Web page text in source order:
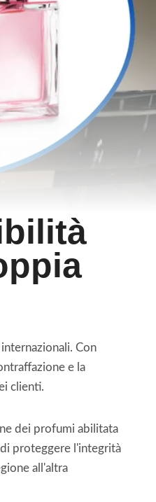
Con
e la
clienti.
dei profumi abilitata
proteggere l'integrità
all'altra